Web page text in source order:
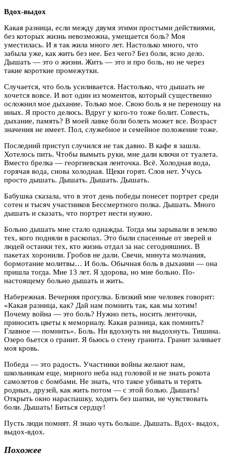
Вдох-выдох
Какая разница, если между двумя этими простыми действиями,
без которых жизнь невозможна, умещается боль? Моя
уместилась. И я так жила много лет. Настолько много, что
забыла уже, как жить без нее. Без чего? Без боли, ясно дело.
Дышать — это о жизни. Жить — это и про боль, но не через
такие короткие промежутки.
Случается, что боль усиливается. Настолько, что дышать не
хочется вовсе. И вот один из моментов, который существенно
осложнил мое дыхание. Только мое. Свою боль я не переношу на
иных. Я просто делюсь. Вдруг у кого-то тоже болит. Совесть,
дыхание, память? В моей лавке боли болеть может все. Возраст
значения не имеет. Пол, служебное и семейное положение тоже.
Последний приступ случился не так давно. В кафе я зашла.
Хотелось пить. Чтобы вымыть руки, мне дали ключи от туалета.
Вместо брелка — георгиевская ленточка. Всё. Холодная вода,
горячая вода, снова холодная. Щеки горят. Слов нет. Учусь
просто дышать. Дышать. Дышать. Дышать.
Бабушка сказала, что в этот день победы понесет портрет среди
сотен и тысяч участников Бессмертного полка. Дышать. Много
дышать и сказать, что портрет нести нужно.
Больно дышать мне стало однажды. Тогда мы зарывали в землю
тех, кого подняли в раскопах. Это были спасенные от зверей и
людей останки тех, кто жизнь отдал за нас сегодняшних. В
пакетах хоронили. Гробов не дали. Свечи, минута молчания,
бормотание молитвы… И боль. Обычная боль в дыхании — она
пришла тогда. Мне 13 лет. Я здорова, но мне больно. По-
настоящему больно дышать и жить.
Набережная. Вечерняя прогулка. Близкий мне человек говорит:
«Какая разница, как? Дай нам помнить так, как мы хотим!
Почему война — это боль? Нужно петь, носить ленточки,
приносить цветы к мемориалу. Какая разница, как помнить?
Главное — помнить». Боль. Ни вдохнуть ни выдохнуть. Тишина.
Озеро бьется о гранит. Я бьюсь о стену гранита. Гранит заливает
моя кровь.
Победа — это радость. Участники войны желают нам,
школьникам еще, мирного неба над головой и не знать рокота
самолетов с бомбами. Не знать, что такое убивать и терять
родных, друзей, как жить потом — с этой болью. Дышать!
Открыть окно нараспашку, ходить без шапки, не чувствовать
боли. Дышать! Биться сердцу!
Пусть люди помнят. Я знаю чуть больше. Дышать. Вдох- выдох,
выдох-вдох.
Похожее